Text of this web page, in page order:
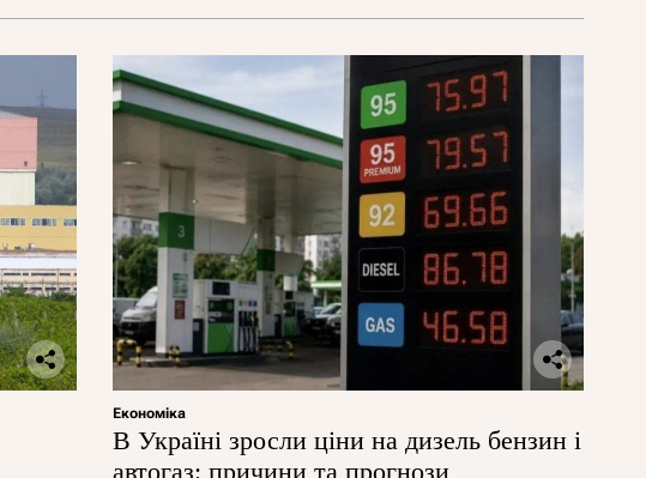
Економіка
В Україні зросли ціни на дизель бензин і
автогаз: причини та прогнози